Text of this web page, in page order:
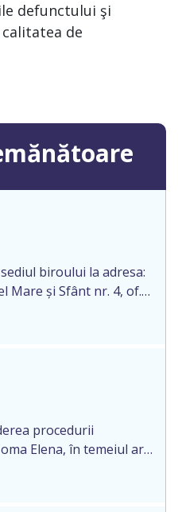
defunctului şi
de
biroului la adresa:
Mare și Sfânt nr. 4, of.
cet. MORARI
data de 09.03.2026
este […]
procedurii
Elena, în temeiul art.
care are un interes